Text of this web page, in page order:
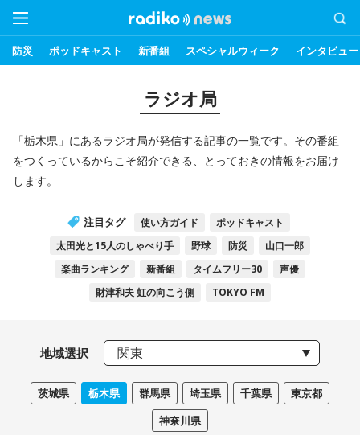
防災 ポッドキャスト 新番組 スペシャルウィーク インタビュー
ラジオ局
「栃木県」にあるラジオ局が発信する記事の一覧です。その番組
をつくっているからこそ紹介できる、とっておきの情報をお届け
します。
注目タグ 使い方ガイド
ポッドキャスト
太田光と15人のしゃべり手
野球 防災
山口一郎
楽曲ランキング
新番組 タイムフリー30
声優
財津和夫 虹の向こう側
TOKYO FM
地域選択
茨城県 栃木県 群馬県 埼玉県 千葉県
東京都
神奈川県